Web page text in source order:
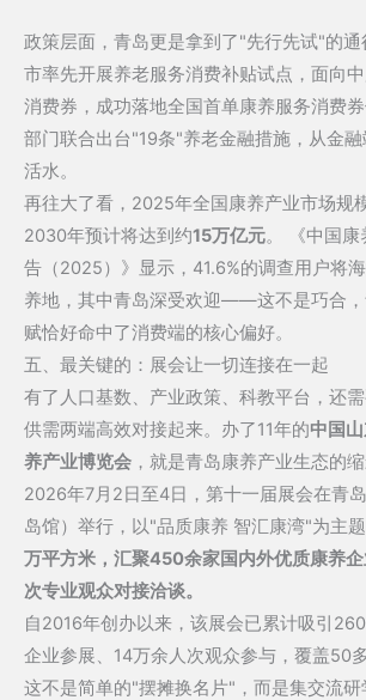
政策层面，青岛更是拿到了"先行先试"的
市率先开展养老服务消费补贴试点，面向
消费券，成功落地全国首单康养服务消费
部门联合出台"19条"养老金融措施，从金
活水。
再往大了看，2025年全国康养产业市场规
2030年预计将达到约15万亿元。 《中国康
告（2025）》显示，41.6%的调查用户将
养地，其中青岛深受欢迎——这不是巧合
赋恰好命中了消费端的核心偏好。
五、最关键的：展会让一切连接在一起
有了人口基数、产业政策、科教平台，还
供需两端高效对接起来。办了11年的中国
养产业博览会 ，就是青岛康养产业生态的缩
2026年7月2日至4日，第十一届展会在青
岛馆）举行，以"品质康养 智汇康湾"为主题
万平方米，汇聚450余家国内外优质康养
次专业观众对接洽谈。
自2016年创办以来，该展会已累计吸引
企业参展、14万余人次观众参与，覆盖50
这不是简单的"摆摊换名片"，而是集交流